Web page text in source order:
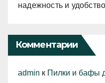
надежность и удобство
Комментарии
admin к Пилки и бафы